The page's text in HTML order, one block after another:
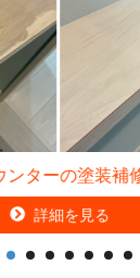
After